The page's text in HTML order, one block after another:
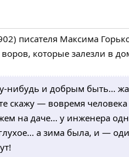
писателя Максима
которые залезли в
нибудь и добрым быть...
скажу — вовремя
на даче... у инженера
а зима была, и —